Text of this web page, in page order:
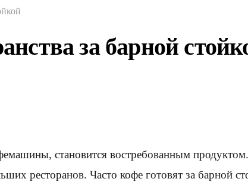
за барной
становится востребованным
ресторанов. Часто кофе готовят за барной